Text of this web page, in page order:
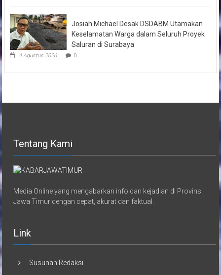
Josiah Michael Desak DSDABM Utamakan
Keselamatan Warga dalam Seluruh Proyek
Saluran di Surabaya
4 Agustus 2026 0
Tentang Kami
Media Online yang mengabarkan info dan kejadian di Provinsi
Jawa Timur dengan cepat, akurat dan faktual.
Link
Susunan Redaksi